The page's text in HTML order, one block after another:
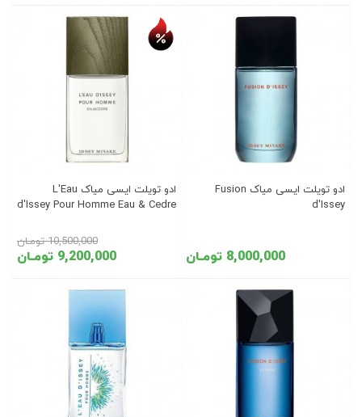
ادو تویلت ایسی میاک Fusion
d'Issey
8,000,000 تومـان
ادو تویلت ایسی میاک L'Eau
d'Issey Pour Homme Eau & Cedre
9,200,000 تومـان
10,500,000 تومـان